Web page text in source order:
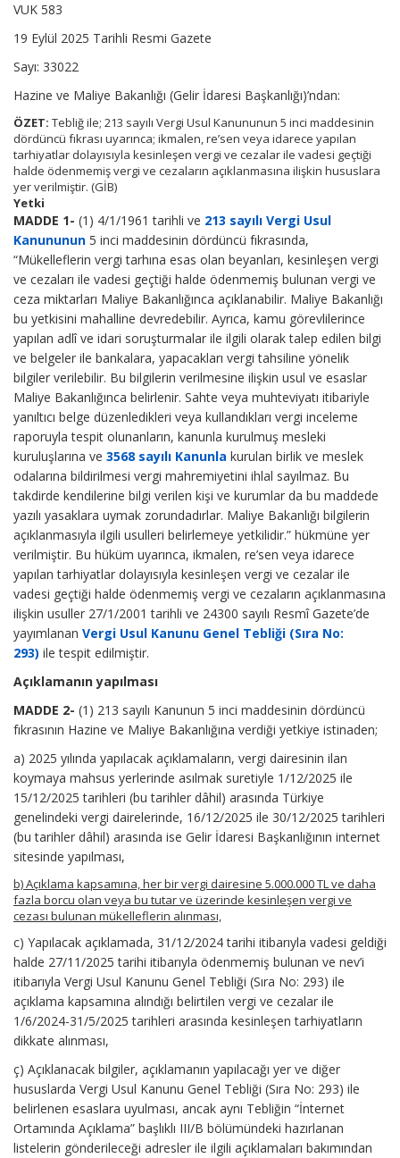
VUK 583
19 Eylül 2025 Tarihli Resmi Gazete
Sayı: 33022
Hazine ve Maliye Bakanlığı (Gelir İdaresi Başkanlığı)’ndan:
ÖZET: Tebliğ ile; 213 sayılı Vergi Usul Kanununun 5 inci maddesinin
dördüncü fıkrası uyarınca; ikmalen, re’sen veya idarece yapılan
tarhiyatlar dolayısıyla kesinleşen vergi ve cezalar ile vadesi geçtiği
halde ödenmemiş vergi ve cezaların açıklanmasına ilişkin hususlara
yer verilmiştir. (GİB)
Yetki
MADDE 1- (1) 4/1/1961 tarihli ve 213 sayılı Vergi Usul
Kanununun 5 inci maddesinin dördüncü fıkrasında,
“Mükelleflerin vergi tarhına esas olan beyanları, kesinleşen vergi
ve cezaları ile vadesi geçtiği halde ödenmemiş bulunan vergi ve
ceza miktarları Maliye Bakanlığınca açıklanabilir. Maliye Bakanlığı
bu yetkisini mahalline devredebilir. Ayrıca, kamu görevlilerince
yapılan adlî ve idari soruşturmalar ile ilgili olarak talep edilen bilgi
ve belgeler ile bankalara, yapacakları vergi tahsiline yönelik
bilgiler verilebilir. Bu bilgilerin verilmesine ilişkin usul ve esaslar
Maliye Bakanlığınca belirlenir. Sahte veya muhteviyatı itibariyle
yanıltıcı belge düzenledikleri veya kullandıkları vergi inceleme
raporuyla tespit olunanların, kanunla kurulmuş mesleki
kuruluşlarına ve 3568 sayılı Kanunla kurulan birlik ve meslek
odalarına bildirilmesi vergi mahremiyetini ihlal sayılmaz. Bu
takdirde kendilerine bilgi verilen kişi ve kurumlar da bu maddede
yazılı yasaklara uymak zorundadırlar. Maliye Bakanlığı bilgilerin
açıklanmasıyla ilgili usulleri belirlemeye yetkilidir.” hükmüne yer
verilmiştir. Bu hüküm uyarınca, ikmalen, re’sen veya idarece
yapılan tarhiyatlar dolayısıyla kesinleşen vergi ve cezalar ile
vadesi geçtiği halde ödenmemiş vergi ve cezaların açıklanmasına
ilişkin usuller 27/1/2001 tarihli ve 24300 sayılı Resmî Gazete’de
yayımlanan Vergi Usul Kanunu Genel Tebliği (Sıra No:
293) ile tespit edilmiştir.
Açıklamanın yapılması
MADDE 2- (1) 213 sayılı Kanunun 5 inci maddesinin dördüncü
fıkrasının Hazine ve Maliye Bakanlığına verdiği yetkiye istinaden;
a) 2025 yılında yapılacak açıklamaların, vergi dairesinin ilan
koymaya mahsus yerlerinde asılmak suretiyle 1/12/2025 ile
15/12/2025 tarihleri (bu tarihler dâhil) arasında Türkiye
genelindeki vergi dairelerinde, 16/12/2025 ile 30/12/2025 tarihleri
(bu tarihler dâhil) arasında ise Gelir İdaresi Başkanlığının internet
sitesinde yapılması,
b) Açıklama kapsamına, her bir vergi dairesine 5.000.000 TL ve daha
fazla borcu olan veya bu tutar ve üzerinde kesinleşen vergi ve
cezası bulunan mükelleflerin alınması,
c) Yapılacak açıklamada, 31/12/2024 tarihi itibarıyla vadesi geldiği
halde 27/11/2025 tarihi itibarıyla ödenmemiş bulunan ve nev’i
itibarıyla Vergi Usul Kanunu Genel Tebliği (Sıra No: 293) ile
açıklama kapsamına alındığı belirtilen vergi ve cezalar ile
1/6/2024-31/5/2025 tarihleri arasında kesinleşen tarhiyatların
dikkate alınması,
ç) Açıklanacak bilgiler, açıklamanın yapılacağı yer ve diğer
hususlarda Vergi Usul Kanunu Genel Tebliği (Sıra No: 293) ile
belirlenen esaslara uyulması, ancak aynı Tebliğin “İnternet
Ortamında Açıklama” başlıklı III/B bölümündeki hazırlanan
listelerin gönderileceği adresler ile ilgili açıklamaları bakımından